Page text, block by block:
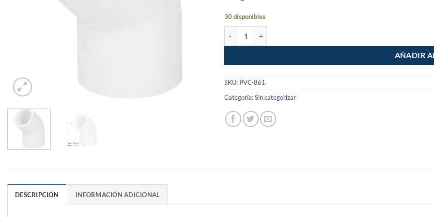
30 disponibles
AÑADIR
SKU: PVC-861
Categoría:Sin categorizar
DESCRIPCIÓN INFORMACIÓN ADICIONAL